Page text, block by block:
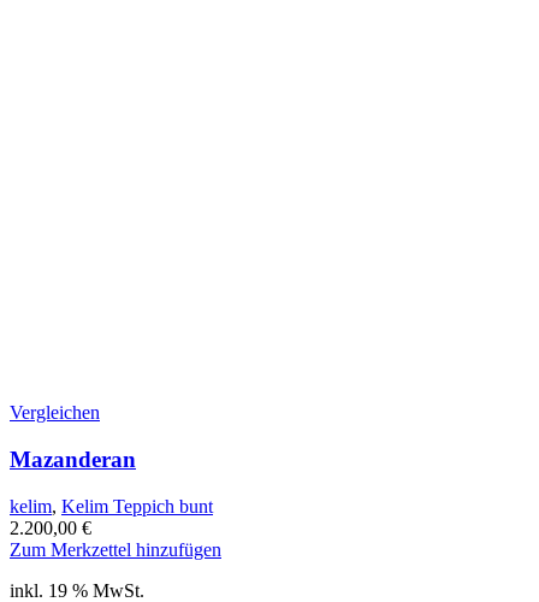
Vergleichen
Mazanderan
kelim, Kelim Teppich bunt
2.200,00 €
Zum Merkzettel hinzufügen
inkl. 19 % MwSt.